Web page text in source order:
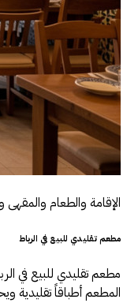
الإقامة والطعام
مطعم تقليدي للبيع في الرباط
مطعم تقليدي للبيع في
المطعم أطباقاً تقليدية